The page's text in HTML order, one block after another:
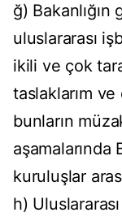
ğ)
uluslararası
ikili ve çok
taslaklarım
bunların
aşamalarında
kuruluşlar
h)